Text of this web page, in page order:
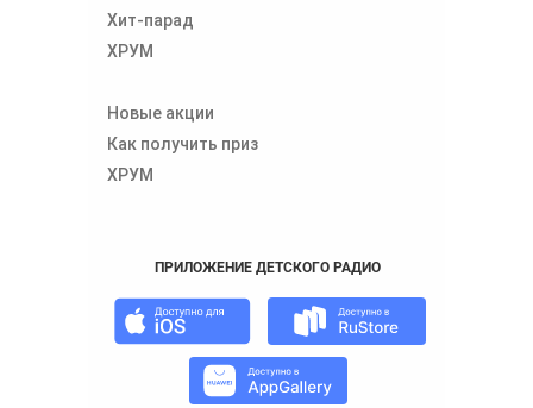
Хит-парад
ХРУМ
Новые акции
Как получить приз
ХРУМ
ПРИЛОЖЕНИЕ ДЕТСКОГО РАДИО